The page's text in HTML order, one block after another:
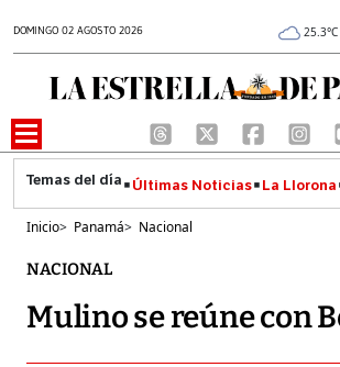
DOMINGO 02 AGOSTO 2026
Últimas Noticias La Llorona
Inicio> Panamá> Nacional
NACIONAL
Mulino se reúne con